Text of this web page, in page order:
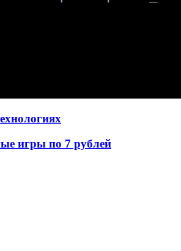
игры по 7 рублей